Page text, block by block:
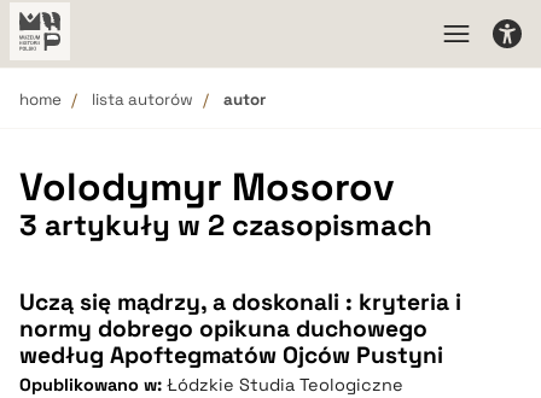
home lista autorów autor
Volodymyr Mosorov
3 artykuły w 2 czasopismach
Uczą się mądrzy, a doskonali : kryteria i
normy dobrego opikuna duchowego
według Apoftegmatów Ojców Pustyni
Opublikowano w: Łódzkie Studia Teologiczne